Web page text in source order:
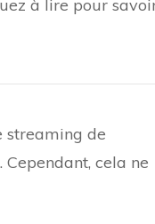
à lire pour
streaming de
cela ne